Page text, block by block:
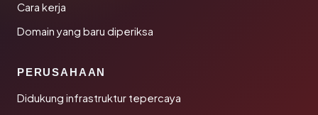
Cara kerja
Domain yang baru diperiksa
PERUSAHAAN
Didukung infrastruktur tepercaya